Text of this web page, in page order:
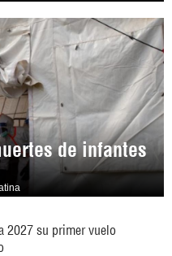
de infantes
2027 su primer vuelo